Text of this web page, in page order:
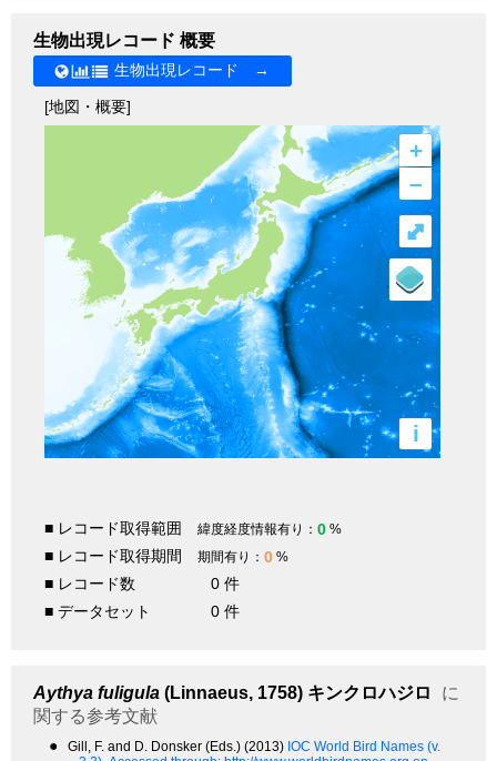
生物出現レコード 概要
生物出現レコード →
[地図・概要]
+
–
i
⤢
■ レコード取得範囲 緯度経度情報有り： 0 %
■ レコード取得期間 期間有り： 0 %
■ レコード数
0 件
■ データセット
0 件
Aythya fuligula (Linnaeus, 1758) キンクロハジロ
に
関する参考文献
● Gill, F. and D. Donsker (Eds.) (2013) IOC World Bird Names (v.